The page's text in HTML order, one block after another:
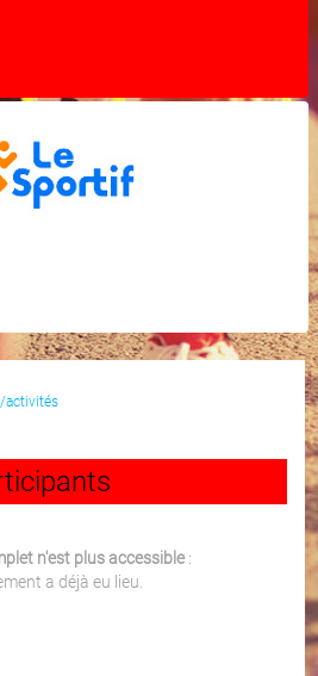
activités
n'est plus accessible:
a déjà eu lieu.